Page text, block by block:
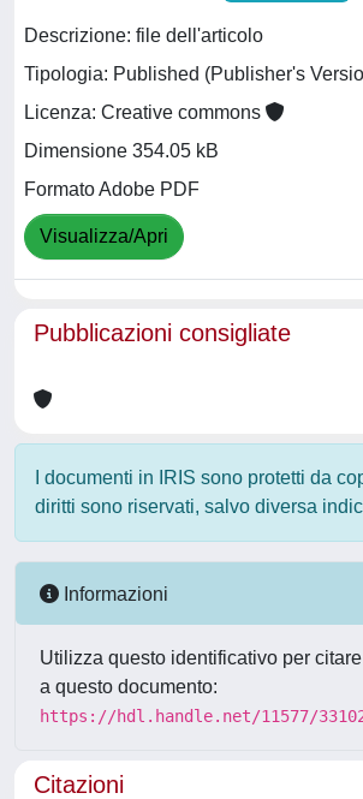
Descrizione: file dell'articolo
Tipologia: Published (Publisher's
Licenza: Creative commons
Dimensione 354.05 kB
Formato Adobe PDF
Visualizza/Apri
Pubblicazioni consigliate
I documenti in IRIS sono protetti da
diritti sono riservati, salvo diversa
Informazioni
Utilizza questo identificativo per
a questo documento:
https://hdl.handle.net/11577/
Citazioni